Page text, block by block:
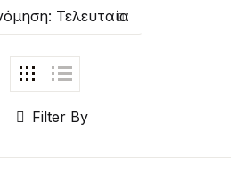
Create Account
Τελευταία
Filter By